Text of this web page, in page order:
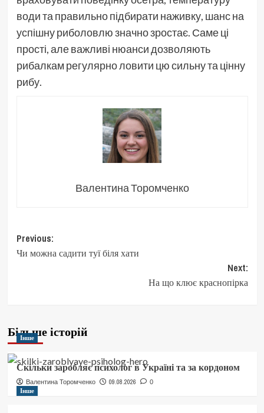
води та правильно підбирати наживку, шанс на
успішну риболовлю значно зростає. Саме ці
прості, але важливі нюанси дозволяють
рибалкам регулярно ловити цю сильну та цінну
рибу.
Валентина Торомченко
Post
navigation
Previous:
Чи можна садити туї біля хати
Next:
На що клює краснопірка
Більше історій
Інше
Скільки заробляє психолог в Україні та за кордоном
Валентина Торомченко 09.08.2026 0
Інше